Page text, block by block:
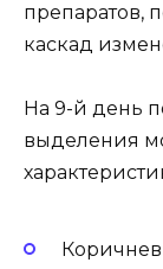
препаратов,
каскад
На 9-й день
выделения